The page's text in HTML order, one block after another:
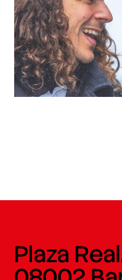
Plaza